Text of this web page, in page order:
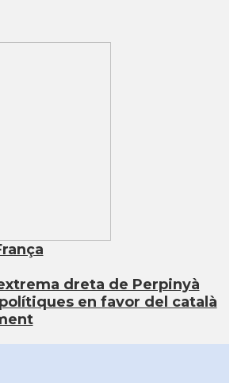
dreta de Perpinyà
en favor del català